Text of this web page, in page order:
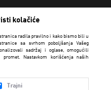
kolačiće
radila pravilno i kako bismo bili u
sa svrhom poboljšanja Vašeg
sadržaj i oglase, omogućili
Nastavkom korišćenja naših
Trajni